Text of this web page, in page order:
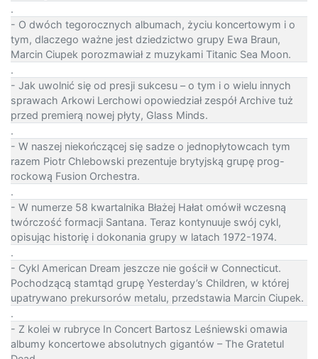
.
- O dwóch tegorocznych albumach, życiu koncertowym i o
tym, dlaczego ważne jest dziedzictwo grupy Ewa Braun,
Marcin Ciupek porozmawiał z muzykami Titanic Sea Moon.
.
- Jak uwolnić się od presji sukcesu – o tym i o wielu innych
sprawach Arkowi Lerchowi opowiedział zespół Archive tuż
przed premierą nowej płyty, Glass Minds.
.
- W naszej niekończącej się sadze o jednopłytowcach tym
razem Piotr Chlebowski prezentuje brytyjską grupę prog-
rockową Fusion Orchestra.
.
- W numerze 58 kwartalnika Błażej Hałat omówił wczesną
twórczość formacji Santana. Teraz kontynuuje swój cykl,
opisując historię i dokonania grupy w latach 1972-1974.
.
- Cykl American Dream jeszcze nie gościł w Connecticut.
Pochodzącą stamtąd grupę Yesterday’s Children, w której
upatrywano prekursorów metalu, przedstawia Marcin Ciupek.
.
- Z kolei w rubryce In Concert Bartosz Leśniewski omawia
albumy koncertowe absolutnych gigantów – The Gratetul